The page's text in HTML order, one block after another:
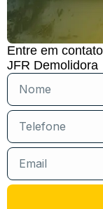
Entre em
JFR Demolidora